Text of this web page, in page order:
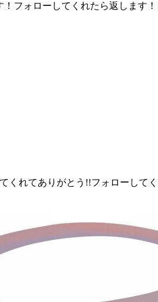
フォローしてくれたら返します
くれてありがとう!!フォローし